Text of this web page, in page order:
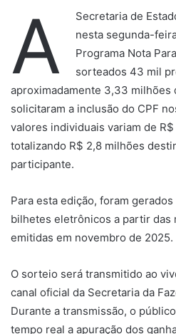
A
Secretaria de
nesta segunda-
Programa Nota
sorteados 43 mil
aproximadamente 3,33 milhões
solicitaram a inclusão do CPF
valores individuais variam de R$
totalizando R$ 2,8 milhões
participante.
Para esta edição, foram
bilhetes eletrônicos a partir das
emitidas em novembro de 2025.
O sorteio será transmitido ao
canal oficial da Secretaria da
Durante a transmissão, o
tempo real a apuração dos